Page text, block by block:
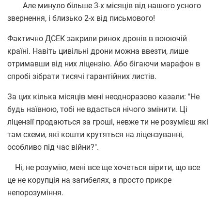
Але минуло більше 3-х місяців від нашого усного
звернення, і близько 2-х від письмового!
Фактично ДСЕК закрили ринок дронів в воюючій
країні. Навіть цивільні дрони можна ввезти, лише
отримавши від них ліцензію. Або бігаючи марафон в
спробі зібрати тисячі гарантійних листів.
За цих кілька місяців мені неодноразово казали: "Не
будь наївною, тобі не вдасться нічого змінити. Ці
ліцензії продаються за гроші, невже ти не розумієш які
там схеми, які кошти крутяться на ліцензуванні,
особливо під час війни?".
Ні, не розумію, мені все ще хочеться вірити, що все
це не корупція на загибелях, а просто прикре
непорозуміння.